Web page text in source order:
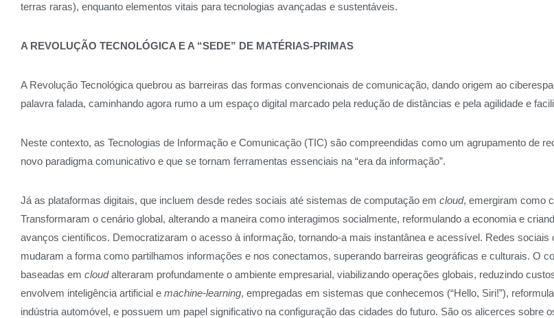
terras raras), enquanto elementos vitais para tecnologias avançadas e sustentáveis.
A REVOLUÇÃO TECNOLÓGICA E A “SEDE” DE MATÉRIAS-PRIMAS
A Revolução Tecnológica quebrou as barreiras das formas convencionais de comunicação, dando origem ao
palavra falada, caminhando agora rumo a um espaço digital marcado pela redução de distâncias e pela agilidade e
Neste contexto, as Tecnologias de Informação e Comunicação (TIC) são compreendidas como um agrupamento de
novo paradigma comunicativo e que se tornam ferramentas essenciais na “era da informação”.
Já as plataformas digitais, que incluem desde redes sociais até sistemas de computação em cloud, emergiram como
Transformaram o cenário global, alterando a maneira como interagimos socialmente, reformulando a economia e
avanços científicos. Democratizaram o acesso à informação, tornando-a mais instantânea e acessível. Redes sociais
mudaram a forma como partilhamos informações e nos conectamos, superando barreiras geográficas e culturais. O
baseadas em cloudalteraram profundamente o ambiente empresarial, viabilizando operações globais, reduzindo
envolvem inteligência artificial e machine-learning, empregadas em sistemas que conhecemos (“Hello, Siri!”),
indústria automóvel, e possuem um papel significativo na configuração das cidades do futuro. São os alicerces sobre